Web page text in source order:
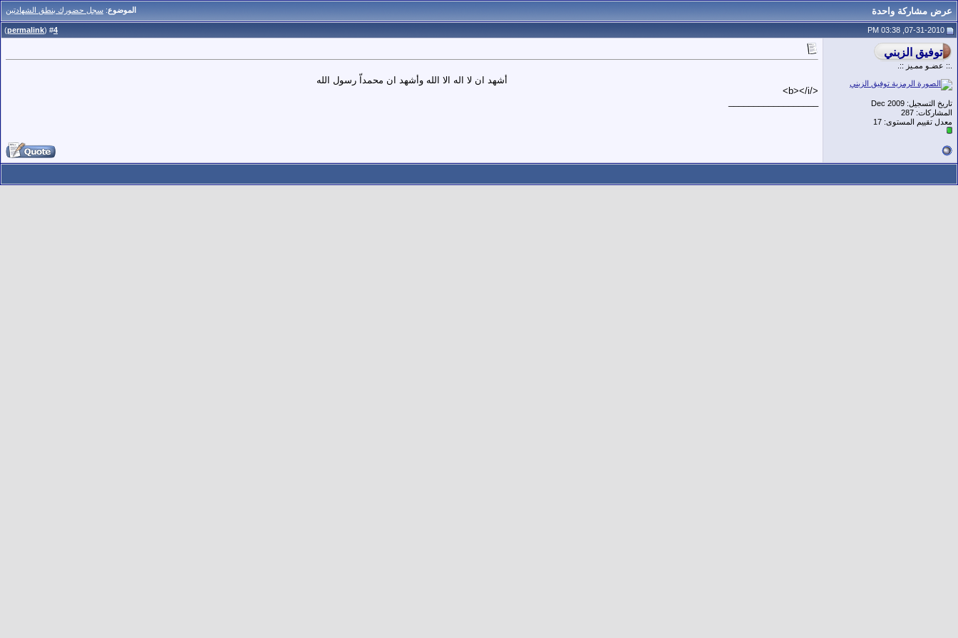
الموضوع: سجل حضورك بنطق الشهادتين عرض مشاركة واحدة
4
(
permalink
)
.:: عضـو ممـيز ::.
تاريخ التسجيل: Dec 2009
المشاركات: 287
معدل تقييم المستوى: 17
أشهد ان لا اله الا الله وأشهد ان محمداّ رسول الله
</b></i>